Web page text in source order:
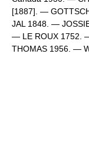
[1887]. —
JAL 1848. —
— LE ROUX 1752.
THOMAS 1956. —